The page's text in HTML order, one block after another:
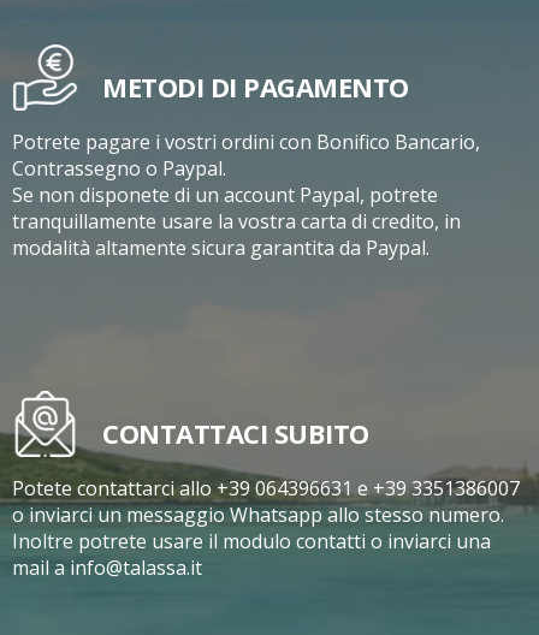
METODI DI PAGAMENTO
Potrete pagare i vostri ordini con Bonifico Bancario,
Contrassegno o Paypal.
Se non disponete di un account Paypal, potrete
tranquillamente usare la vostra carta di credito, in
modalità altamente sicura garantita da Paypal.
CONTATTACI SUBITO
Potete contattarci allo +39 064396631 e +39 3351386007
o inviarci un messaggio Whatsapp allo stesso numero.
Inoltre potrete usare il modulo contatti o inviarci una
mail a info@talassa.it